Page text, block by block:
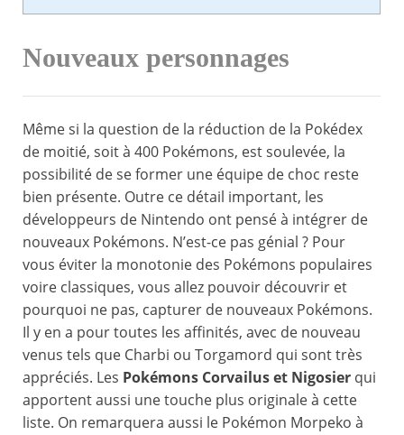
Nouveaux personnages
Même si la question de la réduction de la Pokédex
de moitié, soit à 400 Pokémons, est soulevée, la
possibilité de se former une équipe de choc reste
bien présente. Outre ce détail important, les
développeurs de Nintendo ont pensé à intégrer de
nouveaux Pokémons. N’est-ce pas génial ? Pour
vous éviter la monotonie des Pokémons populaires
voire classiques, vous allez pouvoir découvrir et
pourquoi ne pas, capturer de nouveaux Pokémons.
Il y en a pour toutes les affinités, avec de nouveau
venus tels que Charbi ou Torgamord qui sont très
appréciés. Les Pokémons Corvailus et Nigosier qui
apportent aussi une touche plus originale à cette
liste. On remarquera aussi le Pokémon Morpeko à